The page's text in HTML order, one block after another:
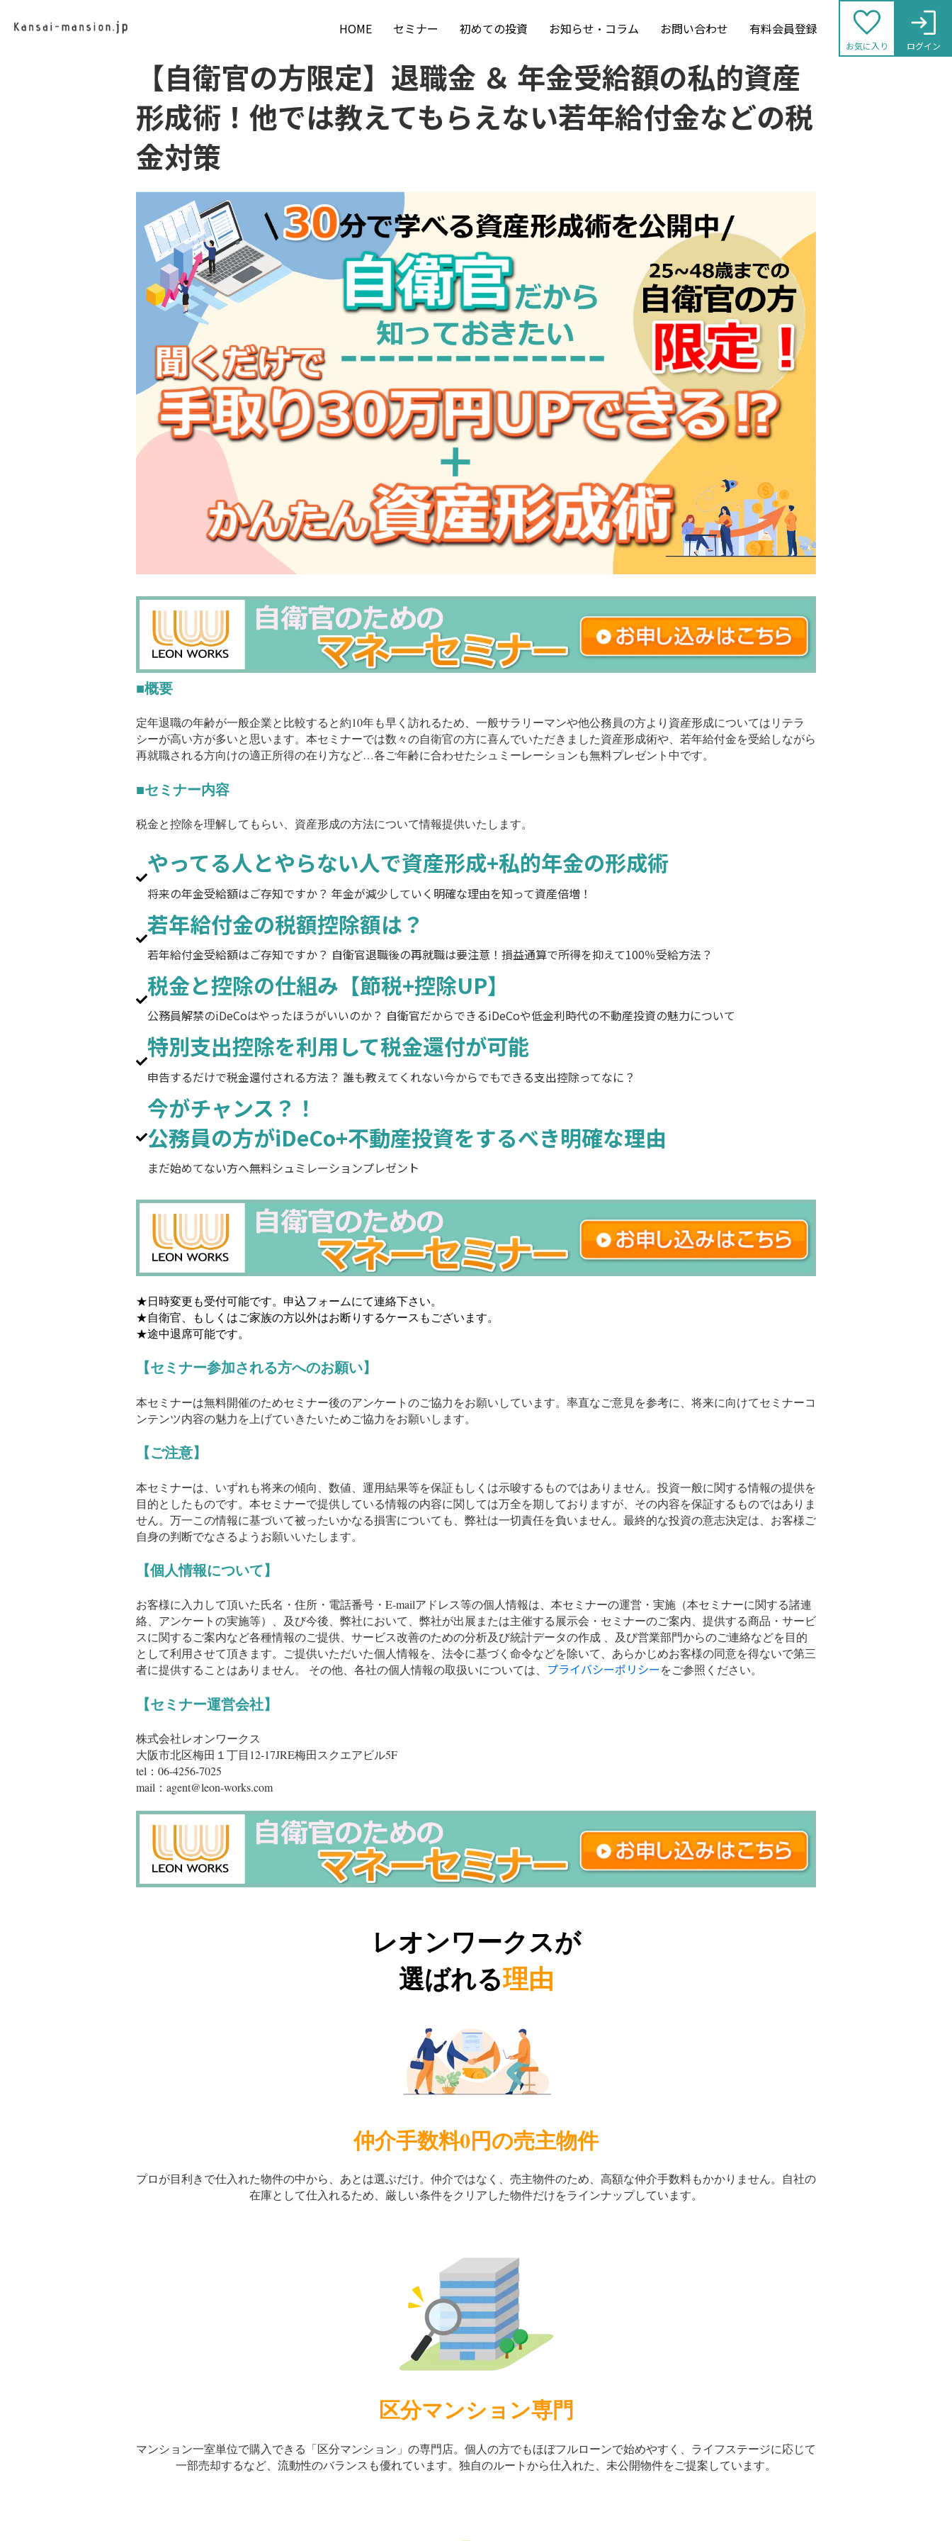
HOME セミナー 初めての投資 お知らせ・コラム お問い合わせ 有料会員登録
お気に入り ログイン
【自衛官の方限定】退職金 ＆ 年金受給額の私的資産
形成術！他では教えてもらえない若年給付金などの税
金対策
■概要
定年退職の年齢が一般企業と比較すると約10年も早く訪れるため、一般サラリーマンや他公務員の方より資産形成についてはリテラ
シーが高い方が多いと思います。本セミナーでは数々の自衛官の方に喜んでいただきました資産形成術や、若年給付金を受給しながら
再就職される方向けの適正所得の在り方など…各ご年齢に合わせたシュミーレーションも無料プレゼント中です。
■セミナー内容
税金と控除を理解してもらい、資産形成の方法について情報提供いたします。
やってる人とやらない人で資産形成+私的年金の形成術
将来の年金受給額はご存知ですか？ 年金が減少していく明確な理由を知って資産倍増！
若年給付金の税額控除額は？
若年給付金受給額はご存知ですか？ 自衛官退職後の再就職は要注意！損益通算で所得を抑えて100％受給方法？
税金と控除の仕組み【節税+控除UP】
公務員解禁のiDeCoはやったほうがいいのか？ 自衛官だからできるiDeCoや低金利時代の不動産投資の魅力について
特別支出控除を利用して税金還付が可能
申告するだけで税金還付される方法？ 誰も教えてくれない今からでもできる支出控除ってなに？
今がチャンス？！
公務員の方がiDeCo+不動産投資をするべき明確な理由
まだ始めてない方へ無料シュミレーションプレゼント
★日時変更も受付可能です。申込フォームにて連絡下さい。
★自衛官、もしくはご家族の方以外はお断りするケースもございます。
★途中退席可能です。
【セミナー参加される方へのお願い】
本セミナーは無料開催のためセミナー後のアンケートのご協力をお願いしています。率直なご意見を参考に、将来に向けてセミナーコ
ンテンツ内容の魅力を上げていきたいためご協力をお願いします。
【ご注意】
本セミナーは、いずれも将来の傾向、数値、運用結果等を保証もしくは示唆するものではありません。投資一般に関する情報の提供を
目的としたものです。本セミナーで提供している情報の内容に関しては万全を期しておりますが、その内容を保証するものではありま
せん。万一この情報に基づいて被ったいかなる損害についても、弊社は一切責任を負いません。最終的な投資の意志決定は、お客様ご
自身の判断でなさるようお願いいたします。
【個人情報について】
お客様に入力して頂いた氏名・住所・電話番号・E-mailアドレス等の個人情報は、本セミナーの運営・実施（本セミナーに関する諸連
絡、アンケートの実施等）、及び今後、弊社において、弊社が出展または主催する展示会・セミナーのご案内、提供する商品・サービ
スに関するご案内など各種情報のご提供、サービス改善のための分析及び統計データの作成 、及び営業部門からのご連絡などを目的
として利用させて頂きます。ご提供いただいた個人情報を、法令に基づく命令などを除いて、あらかじめお客様の同意を得ないで第三
者に提供することはありません。 その他、各社の個人情報の取扱いについては、 プライバシーポリシーをご参照ください。
【セミナー運営会社】
株式会社レオンワークス
大阪市北区梅田１丁目12-17JRE梅田スクエアビル5F
tel：06-4256-7025
mail：agent@leon-works.com
レオンワークスが
選ばれる理由
仲介手数料0円の売主物件
プロが目利きで仕入れた物件の中から、あとは選ぶだけ。 仲介ではなく、売主物件のため、高額な仲介手数料もかかりません。自社の
在庫として仕入れるため、 厳しい条件をクリアした物件だけをラインナップしています。
区分マンション専門
マンション一室単位で購入できる「区分マンション」 の専門店。個人の方でもほぼフルローンで始めやすく、 ライフステージに応じて
一部売却するなど、 流動性のバランスも優れています。 独自のルートから仕入れた、未公開物件をご提案しています。